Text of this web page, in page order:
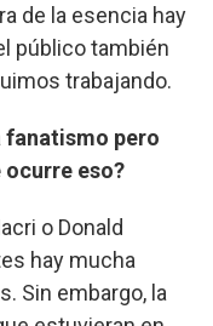
de la esencia hay
público también
trabajando.
fanatismo pero
eso?
o Donald
hay mucha
Sin embargo, la